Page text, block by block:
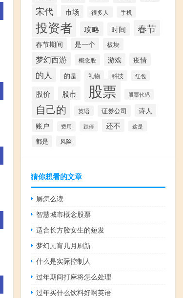
宋代 市场 很多人 手机
投资者 攻略 时间 春节
春节期间 是一个 板块
梦幻西游 概念股 游戏 疫情
的人 的是 礼物 科技 红包
股价 股市 股票 股票代码
自己的 英语 证券公司
诗人
账户
费用 跌停 还不 这是
都是 风险
猜你想看的文章
孱怎么读
智慧城市概念股票
适合长方脸女生的短发
梦幻元宵几月刷新
什么是实际控制人
过年期间打麻将怎么处理
过年买什么饮料好啊英语